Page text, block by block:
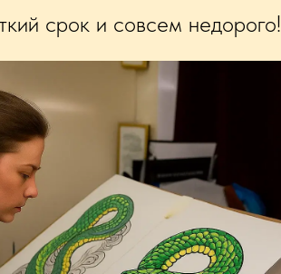
срок и совсем недорого!